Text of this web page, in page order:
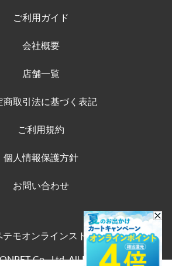
ご利用ガイド
会社概要
店舗一覧
商取引法に基づく表記
ご利用規約
個人情報保護方針
お問い合わせ
モオンラインストア
Co., Ltd. All Rights Reserved.